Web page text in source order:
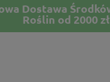
Dostawa
Roślin od 2000 zł